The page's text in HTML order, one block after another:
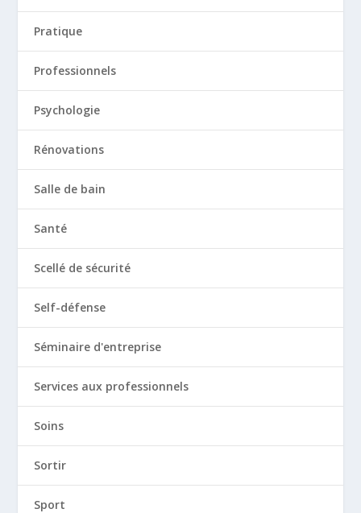
Pratique
Professionnels
Psychologie
Rénovations
Salle de bain
Santé
Scellé de sécurité
Self-défense
Séminaire d'entreprise
Services aux professionnels
Soins
Sortir
Sport